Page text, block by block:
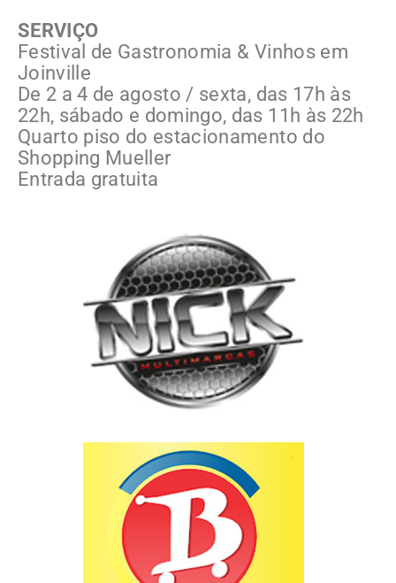
SERVIÇO
Festival de Gastronomia & Vinhos em
Joinville
De 2 a 4 de agosto / sexta, das 17h às
22h, sábado e domingo, das 11h às 22h
Quarto piso do estacionamento do
Shopping Mueller
Entrada gratuita